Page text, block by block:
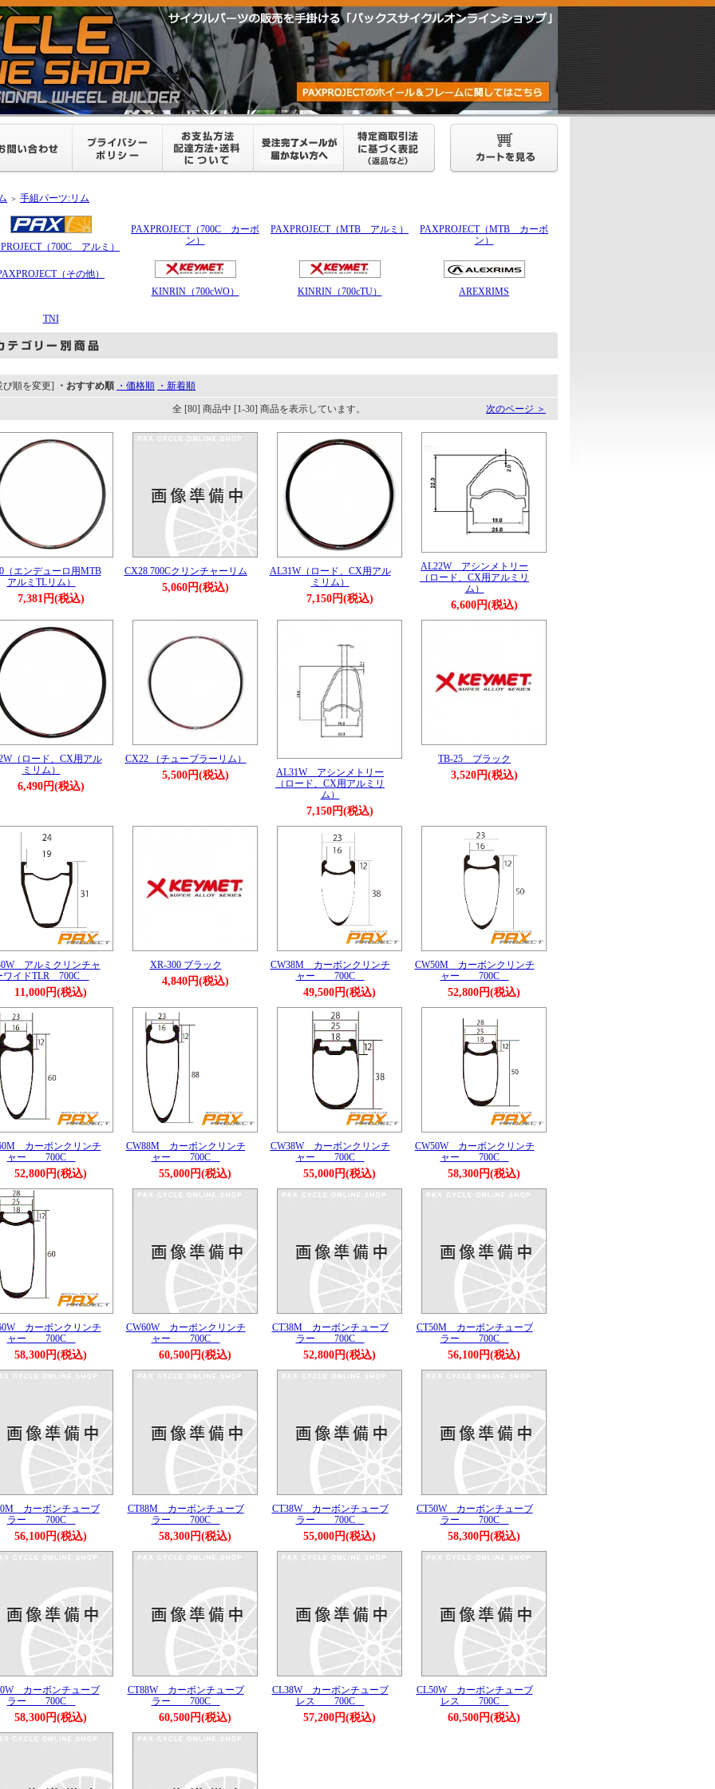
＞ 手組パーツ:リム
（700C アルミ）
PAXPROJECT（700C カーボ
ン）
PAXPROJECT（MTB アルミ）
PAXPROJECT（MTB カーボ
ン）
（その他）
KINRIN（700cWO）
KINRIN（700cTU） AREXRIMS
TNI
び順を変更] ・おすすめ順 ・価格順 ・新着順
全 [80] 商品中 [1-30] 商品を表示しています。 次のページ ＞
（エンデューロ用MTB
アルミTLリム）
7,381円(税込)
CX28 700Cクリンチャーリム
5,060円(税込)
AL31W（ロード、CX用アル
ミリム）
7,150円(税込)
AL22W アシンメトリー
（ロード、CX用アルミリ
ム）
6,600円(税込)
（ロード、CX用アル
ミリム）
6,490円(税込)
CX22 （チューブラーリム）
5,500円(税込)
AL31W アシンメトリー
（ロード、CX用アルミリ
ム）
7,150円(税込)
TB-25 ブラック
3,520円(税込)
アルミクリンチャ
ワイドTLR 700C
11,000円(税込)
XR-300 ブラック
4,840円(税込)
CW38M カーボンクリンチ
ャー 700C
49,500円(税込)
CW50M カーボンクリンチ
ャー 700C
52,800円(税込)
カーボンクリンチ
ャー 700C
52,800円(税込)
CW88M カーボンクリンチ
ャー 700C
55,000円(税込)
CW38W カーボンクリンチ
ャー 700C
55,000円(税込)
CW50W カーボンクリンチ
ャー 700C
58,300円(税込)
カーボンクリンチ
ャー 700C
58,300円(税込)
CW60W カーボンクリンチ
ャー 700C
60,500円(税込)
CT38M カーボンチューブ
ラー 700C
52,800円(税込)
CT50M カーボンチューブ
ラー 700C
56,100円(税込)
カーボンチューブ
ラー 700C
56,100円(税込)
CT88M カーボンチューブ
ラー 700C
58,300円(税込)
CT38W カーボンチューブ
ラー 700C
55,000円(税込)
CT50W カーボンチューブ
ラー 700C
58,300円(税込)
カーボンチューブ
ラー 700C
58,300円(税込)
CT88W カーボンチューブ
ラー 700C
60,500円(税込)
CL38W カーボンチューブ
レス 700C
57,200円(税込)
CL50W カーボンチューブ
レス 700C
60,500円(税込)